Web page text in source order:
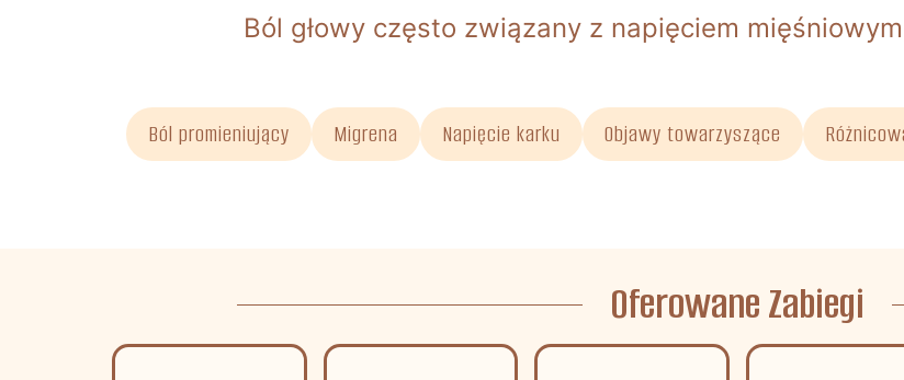
Ból głowy często związany z napięciem
Ból promieniujący Migrena Napięcie karku Objawy towarzyszące
Oferowane Zabiegi